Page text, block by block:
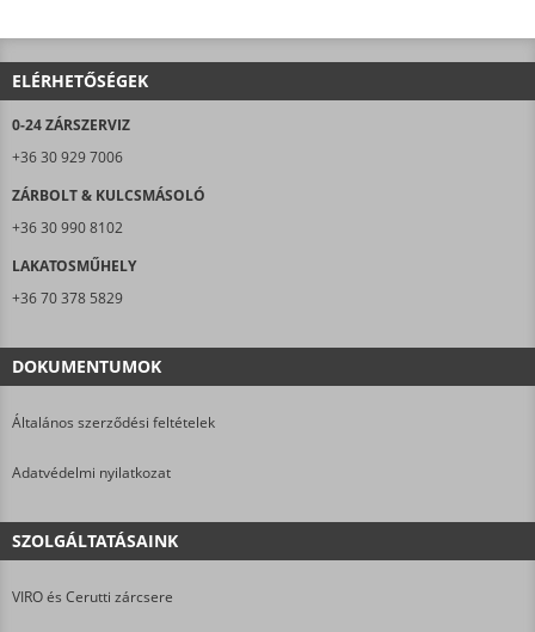
ELÉRHETŐSÉGEK
0-24 ZÁRSZERVIZ
+36 30 929 7006
ZÁRBOLT & KULCSMÁSOLÓ
+36 30 990 8102
LAKATOSMŰHELY
+36 70 378 5829
DOKUMENTUMOK
Általános szerződési feltételek
Adatvédelmi nyilatkozat
SZOLGÁLTATÁSAINK
VIRO és Cerutti zárcsere